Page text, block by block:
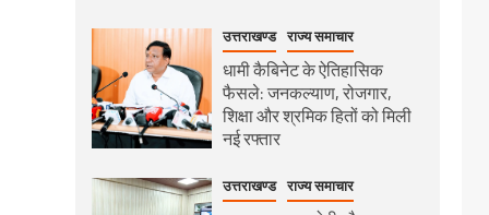
उत्तराखण्ड राज्य समाचार
धामी कैबिनेट के ऐतिहासिक
फैसले: जनकल्याण, रोजगार,
शिक्षा और श्रमिक हितों को मिली
नई रफ्तार
उत्तराखण्ड राज्य समाचार